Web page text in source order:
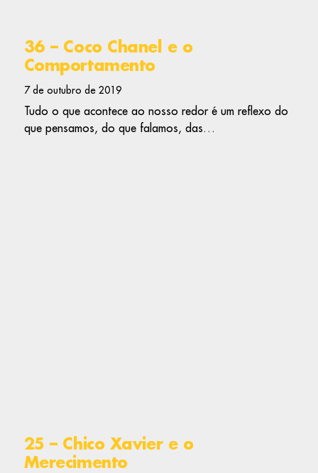
36 – Coco Chanel e o
Comportamento
7 de outubro de 2019
Tudo o que acontece ao nosso redor é um reflexo do
que pensamos, do que falamos, das…
25 – Chico Xavier e o
Merecimento